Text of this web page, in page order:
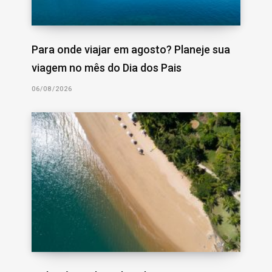
Para onde viajar em agosto? Planeje sua
viagem no mês do Dia dos Pais
06/08/2026